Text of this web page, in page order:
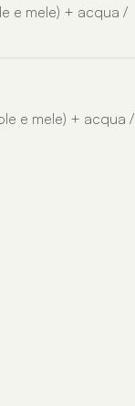
e mele) + acqua /
e mele) + acqua /